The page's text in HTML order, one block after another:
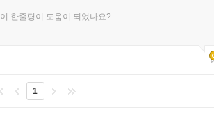
이 한줄평이 도움이 되었나요?
1